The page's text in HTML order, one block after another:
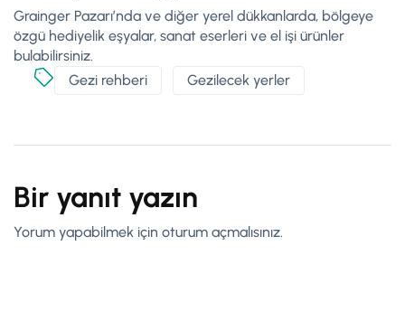
Grainger Pazarı’nda ve diğer yerel dükkanlarda, bölgeye
özgü hediyelik eşyalar, sanat eserleri ve el işi ürünler
bulabilirsiniz.
Gezi rehberi
Gezilecek yerler
Bir yanıt yazın
Yorum yapabilmek için oturum açmalısınız.